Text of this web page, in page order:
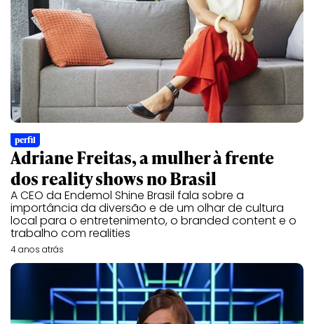
perfil
Adriane Freitas, a mulher à frente
dos reality shows no Brasil
A CEO da Endemol Shine Brasil fala sobre a
importância da diversão e de um olhar de cultura
local para o entretenimento, o branded content e o
trabalho com realities
4 anos atrás